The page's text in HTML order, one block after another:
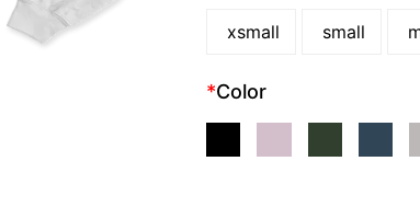
xsmall small
*Color